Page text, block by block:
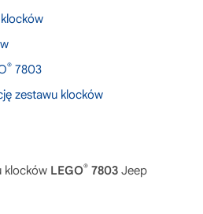
® 7803
zestawu klocków
klocków LEGO® 7803 Jeep